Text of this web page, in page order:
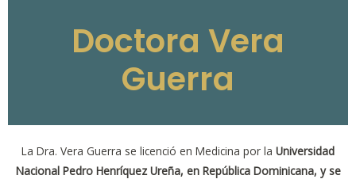
Doctora Vera
Guerra
La Dra. Vera Guerra se licenció en Medicina por la Universidad
Nacional Pedro HenríquezUreña, en República Dominicana, y se